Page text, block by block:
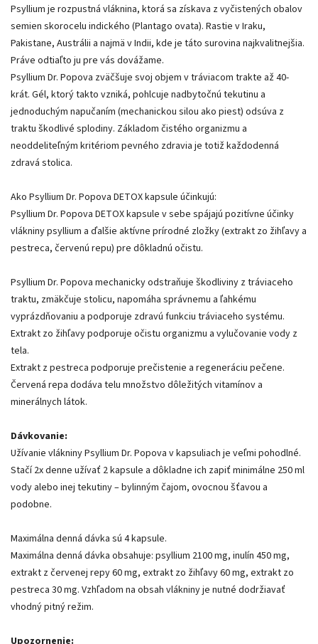
Psyllium je rozpustná vláknina, ktorá sa získava z vyčistených obalov
semien skorocelu indického (Plantago ovata). Rastie v Iraku,
Pakistane, Austrálii a najmä v Indii, kde je táto surovina najkvalitnejšia.
Práve odtiaľto ju pre vás dovážame.
Psyllium Dr. Popova zväčšuje svoj objem v tráviacom trakte až 40-
krát. Gél, ktorý takto vzniká, pohlcuje nadbytočnú tekutinu a
jednoduchým napučaním (mechanickou silou ako piest) odsúva z
traktu škodlivé splodiny. Základom čistého organizmu a
neoddeliteľným kritériom pevného zdravia je totiž každodenná
zdravá stolica.
Ako Psyllium Dr. Popova DETOX kapsule účinkujú:
Psyllium Dr. Popova DETOX kapsule v sebe spájajú pozitívne účinky
vlákniny psyllium a ďalšie aktívne prírodné zložky (extrakt zo žihľavy a
pestreca, červenú repu) pre dôkladnú očistu.
Psyllium Dr. Popova mechanicky odstraňuje škodliviny z tráviaceho
traktu, zmäkčuje stolicu, napomáha správnemu a ľahkému
vyprázdňovaniu a podporuje zdravú funkciu tráviaceho systému.
Extrakt zo žihľavy podporuje očistu organizmu a vylučovanie vody z
tela.
Extrakt z pestreca podporuje prečistenie a regeneráciu pečene.
Červená repa dodáva telu množstvo dôležitých vitamínov a
minerálnych látok.
Dávkovanie:
Užívanie vlákniny Psyllium Dr. Popova v kapsuliach je veľmi pohodlné.
Stačí 2x denne užívať 2 kapsule a dôkladne ich zapiť minimálne 250 ml
vody alebo inej tekutiny – bylinným čajom, ovocnou šťavou a
podobne.
Maximálna denná dávka sú 4 kapsule.
Maximálna denná dávka obsahuje: psyllium 2100 mg, inulín 450 mg,
extrakt z červenej repy 60 mg, extrakt zo žihľavy 60 mg, extrakt zo
pestreca 30 mg. Vzhľadom na obsah vlákniny je nutné dodržiavať
vhodný pitný režim.
Upozornenie: